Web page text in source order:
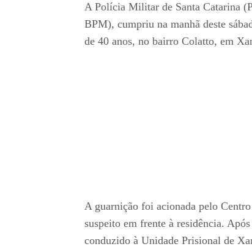
A Polícia Militar de Santa Catarina
BPM), cumpriu na manhã deste
de 40 anos, no bairro Colatto, em
A guarnição foi acionada pelo
suspeito em frente à residência.
conduzido à Unidade Prisional de